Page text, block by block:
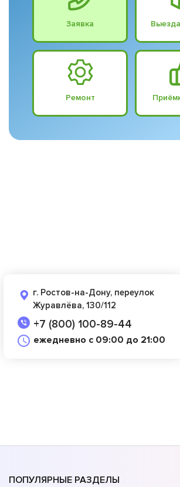
Заявка
Ремонт
г. Ростов-на-Дону, переулок
Журавлёва, 130/112
+7 (800) 100-89-44
ежедневно с 09:00 до 21:00
ПОПУЛЯРНЫЕ РАЗДЕЛЫ